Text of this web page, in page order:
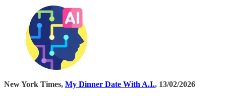
New York Times, My Dinner Date With A.I., 13/02/2026